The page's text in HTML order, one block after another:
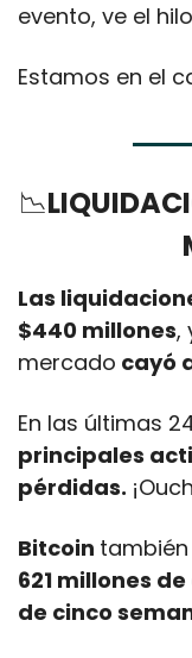
evento, ve el
Estamos en el
📉
Las
$440 millones,
mercado cayó
En las últimas
principales
pérdidas.
Bitcoin
621 millones
de cinco